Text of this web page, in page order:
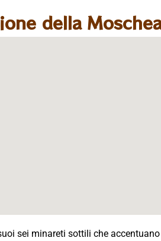
della
sei minareti sottili che